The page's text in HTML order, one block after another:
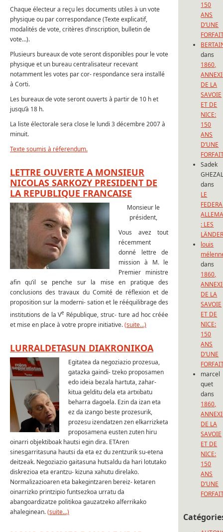
Chaque électeur a reçu les documents utiles à un vote
physique ou par correspondance (Texte explicatif,
modalités de vote, critères d’inscription, bulletin de
vote…).
Plusieurs bureaux de vote seront disponibles pour le vote
physique et un bureau centralisateur recevant
notamment les votes par cor- respondance sera installé
à Corti.
Les bureaux de vote seront ouverts à partir de 10 h et
jusqu’à 18 h.
La liste électorale sera close le lundi 3 décembre 2007 à
minuit.
Texte soumis à réferendum.
LETTRE OUVERTE A MONSIEUR
NICOLAS SARKOZY PRESIDENT DE
LA REPUBLIQUE FRANCAISE
Monsieur le
président,
Vous avez tout
récemment
donné lettre de
mission à M. le
Premier ministre
afin qu’il se penche sur la mise en pratique des
conclusions des travaux du Comité de réflexion et de
proposition sur la moderni- sation et le rééquilibrage des
institutions de la Ve République, struc- ture ad hoc créée
et mise en place à votre propre initiative.(suite…)
LURRALDETASUN DIAKRONIKOA
Egitatea da negoziazio prozesua,
gatazka gaindi- tzeko proposamen
edo ideia bezala hartuta, zahar-
kitua gelditu dela eta artxibatu
beharra dagoela. Ezin da izan eta
ez da izango beste prozesurik,
prozesu izendatzen zen elkarrizketa
proposamena eusten zuten hiru
oinarri objektiboak hautsi egin dira. ETAren
sinesgarritasuna hautsi da eta ez du zentzurik su-etena
deitzeak. Negoziazio gaitasuna hutsaldu da hari lotutako
diskrezioa eta erantzu- kizuna xahutu direlako.
Normalizazioaren eta bakegintzaren bereiz- ketaren
oinarrizko printzipio funtsezkoa urratu da
abangoardizatze politikoa gauzatzeko alferrikako
ahaleginean.(suite…)
150
ANS
D’UNE
dans
1860,
DE LA
SAVOIE
ET DE
NICE:
150
ANS
D’UNE
Sadek
dans
LE
: LES
louis
dans
1860,
DE LA
SAVOIE
ET DE
NICE:
150
ANS
D’UNE
marcel
quet
dans
1860,
DE LA
SAVOIE
ET DE
NICE:
150
ANS
D’UNE